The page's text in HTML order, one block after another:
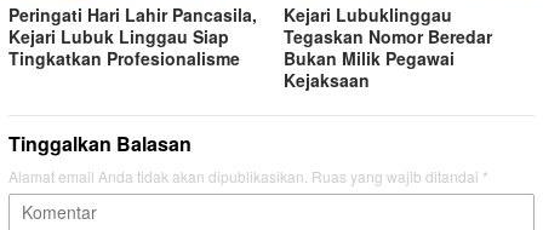
Peringati Hari Lahir Pancasila,
Kejari Lubuk Linggau Siap
Tingkatkan Profesionalisme
Kejari Lubuklinggau
Tegaskan Nomor Beredar
Bukan Milik Pegawai
Kejaksaan
Tinggalkan Balasan
Alamat email Anda tidak akan dipublikasikan. Ruas yang wajib ditandai *